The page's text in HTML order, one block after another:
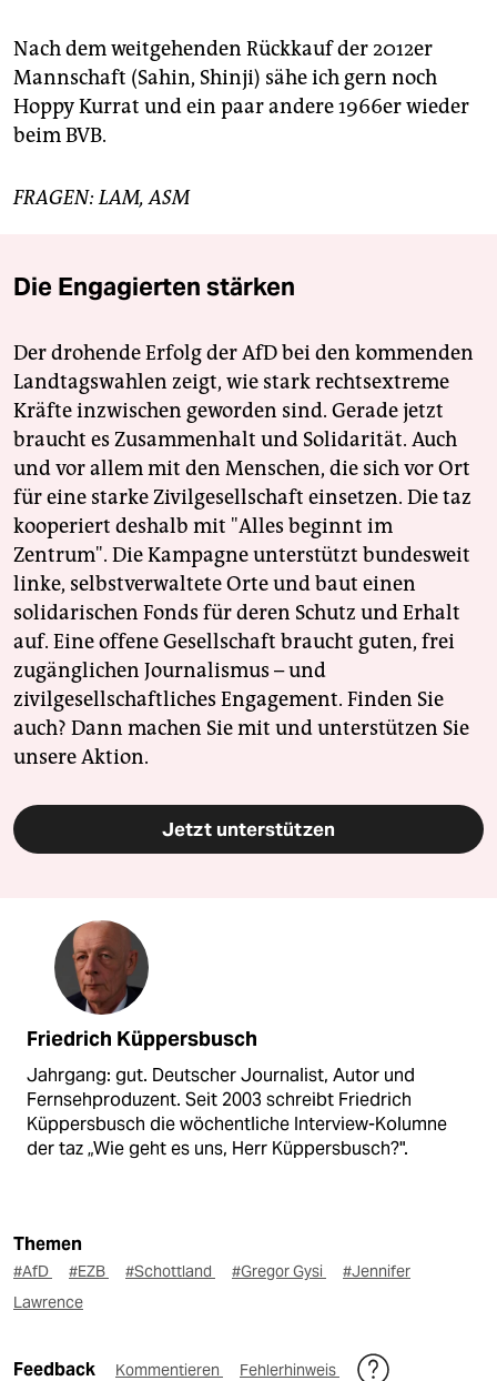
Nach dem weitgehenden Rückkauf der 2012er
Mannschaft (Sahin, Shinji) sähe ich gern noch
Hoppy Kurrat und ein paar andere 1966er wieder
beim BVB.
FRAGEN: LAM, ASM
Die Engagierten stärken
Der drohende Erfolg der AfD bei den kommenden
Landtagswahlen zeigt, wie stark rechtsextreme
Kräfte inzwischen geworden sind. Gerade jetzt
braucht es Zusammenhalt und Solidarität. Auch
und vor allem mit den Menschen, die sich vor Ort
für eine starke Zivilgesellschaft einsetzen. Die taz
kooperiert deshalb mit "Alles beginnt im
Zentrum". Die Kampagne unterstützt bundesweit
linke, selbstverwaltete Orte und baut einen
solidarischen Fonds für deren Schutz und Erhalt
auf. Eine offene Gesellschaft braucht guten, frei
zugänglichen Journalismus – und
zivilgesellschaftliches Engagement. Finden Sie
auch? Dann machen Sie mit und unterstützen Sie
unsere Aktion.
Jetzt unterstützen
Friedrich Küppersbusch
Jahrgang: gut. Deutscher Journalist, Autor und
Fernsehproduzent. Seit 2003 schreibt Friedrich
Küppersbusch die wöchentliche Interview-Kolumne
der taz „Wie geht es uns, Herr Küppersbusch?".
Themen
#AfD #EZB #Schottland #Gregor Gysi
#Jennifer
Lawrence
Feedback Kommentieren Fehlerhinweis